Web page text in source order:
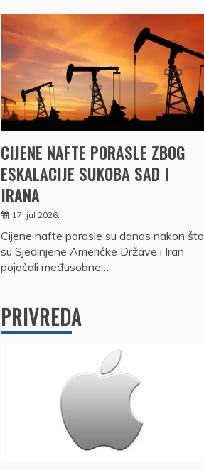
CIJENE NAFTE PORASLE ZBOG
ESKALACIJE SUKOBA SAD I
IRANA
17. jul 2026.
Cijene nafte porasle su danas nakon što
su Sjedinjene Američke Države i Iran
pojačali međusobne…
PRIVREDA